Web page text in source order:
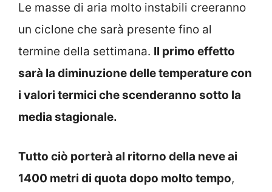
Le masse di aria molto instabili creeranno
un ciclone che sarà presente fino al
termine della settimana. Il primo effetto
sarà la diminuzione delle temperature con
i valori termici che scenderanno sotto la
media stagionale.
Tutto ciò porterà al ritorno della neve ai
1400 metri di quota dopo molto tempo,